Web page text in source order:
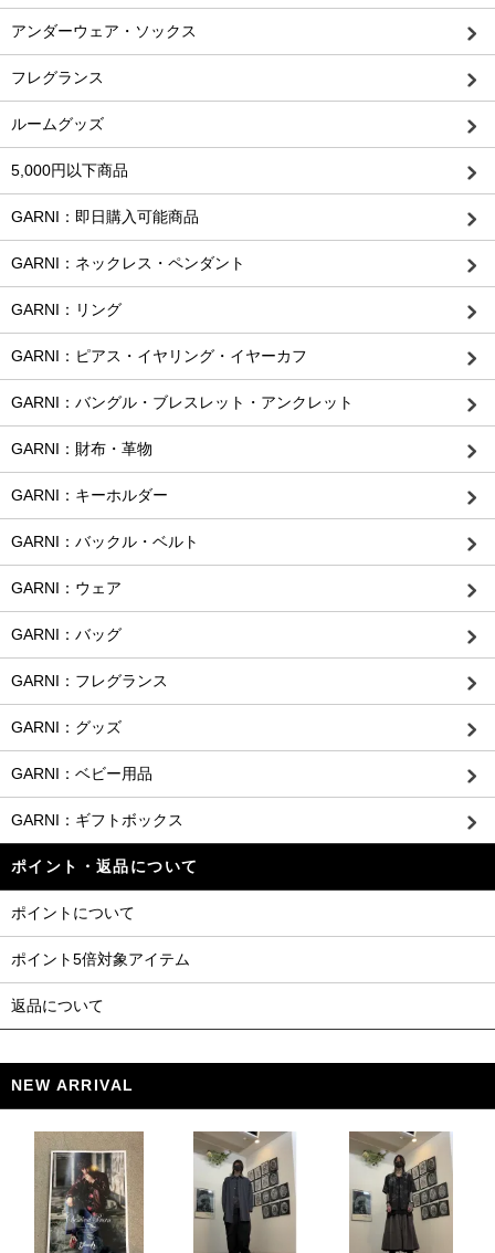
アンダーウェア・ソックス
フレグランス
ルームグッズ
5,000円以下商品
GARNI：即日購入可能商品
GARNI：ネックレス・ペンダント
GARNI：リング
GARNI：ピアス・イヤリング・イヤーカフ
GARNI：バングル・ブレスレット・アンクレット
GARNI：財布・革物
GARNI：キーホルダー
GARNI：バックル・ベルト
GARNI：ウェア
GARNI：バッグ
GARNI：フレグランス
GARNI：グッズ
GARNI：ベビー用品
GARNI：ギフトボックス
ポイント・返品について
ポイントについて
ポイント5倍対象アイテム
返品について
NEW ARRIVAL